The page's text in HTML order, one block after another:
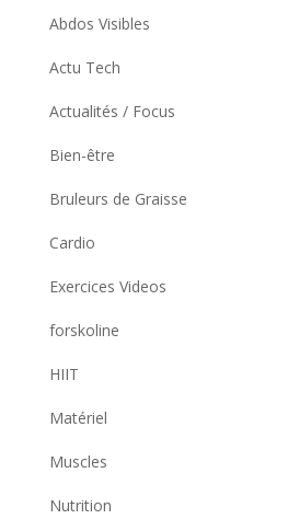
Abdos Visibles
Actu Tech
Actualités / Focus
Bien-être
Bruleurs de Graisse
Cardio
Exercices Videos
forskoline
HIIT
Matériel
Muscles
Nutrition